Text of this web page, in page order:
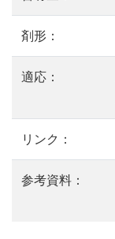
剤形：
適応：
リンク：
参考資料：